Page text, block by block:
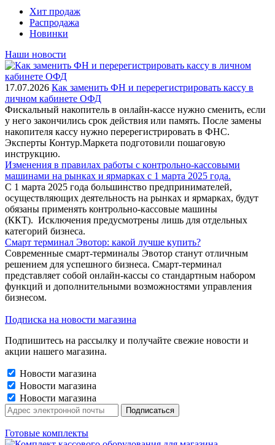
Хит продаж
Распродажа
Новинки
Наши новости
17.07.2026 Как заменить ФН и перерегистрировать кассу в
личном кабинете ОФД
Фискальный накопитель в онлайн-кассе нужно сменить, если
у него закончились срок действия или память. После замены
накопителя кассу нужно перерегистрировать в ФНС.
Эксперты Контур.Маркета подготовили пошаговую
инструкцию.
Изменения в правилах работы с контрольно-кассовыми
машинами на рынках и ярмарках с 1 марта 2025 года.
С 1 марта 2025 года большинство предпринимателей,
осуществляющих деятельность на рынках и ярмарках, будут
обязаны применять контрольно-кассовые машины
(ККТ). Исключения предусмотрены лишь для отдельных
категорий бизнеса.
Смарт терминал Эвотор: какой лучше купить?
Современные смарт-терминалы Эвотор станут отличным
решением для успешного бизнеса. Смарт-терминал
представляет собой онлайн-кассы со стандартным набором
функций и дополнительными возможностями управления
бизнесом.
Подписка на новости магазина
Подпишитесь на рассылку и получайте свежие новости и
акции нашего магазина.
Новости магазина
Новости магазина
Новости магазина
Готовые комплекты